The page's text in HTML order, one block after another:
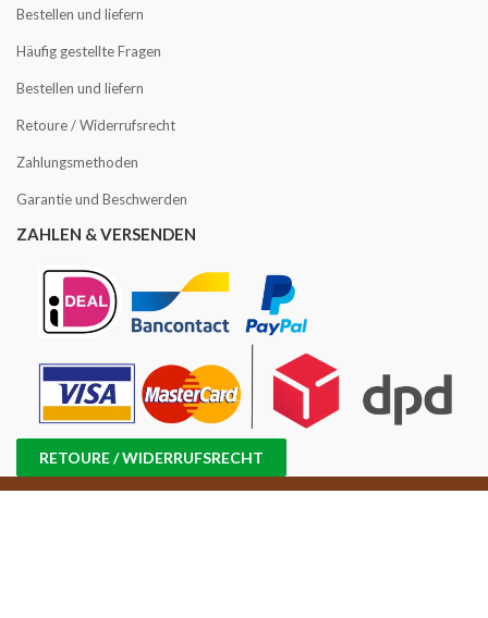
Bestellen und liefern
Häufig gestellte Fragen
Bestellen und liefern
Retoure / Widerrufsrecht
Zahlungsmethoden
Garantie und Beschwerden
ZAHLEN & VERSENDEN
RETOURE / WIDERRUFSRECHT